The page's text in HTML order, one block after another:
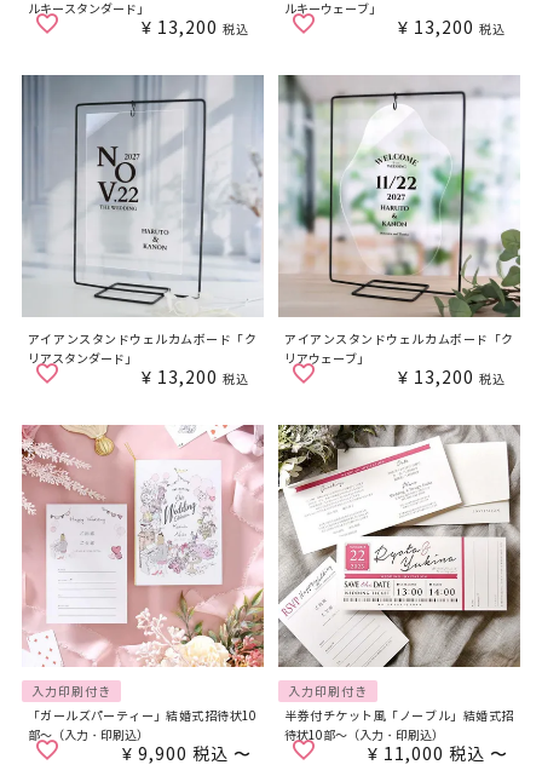
ルキースタンダード」
¥ 13,200 税込
ルキーウェーブ」
¥ 13,200 税込
アイアンスタンドウェルカムボード「ク
リアスタンダード」
¥ 13,200 税込
アイアンスタンドウェルカムボード「ク
リアウェーブ」
¥ 13,200 税込
入力印刷付き
「ガールズパーティー」結婚式招待状10
部～（入力・印刷込）
¥ 9,900 税込 〜
入力印刷付き
半券付チケット風「ノーブル」結婚式招
待状10部～（入力・印刷込）
¥ 11,000 税込 〜